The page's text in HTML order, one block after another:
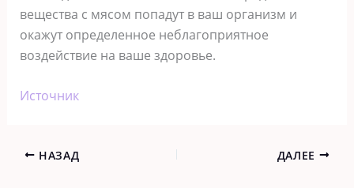
вещества с мясом попадут в ваш организм и
окажут определенное неблагоприятное
воздействие на ваше здоровье.
Источник
НАЗАД ДАЛЕЕ